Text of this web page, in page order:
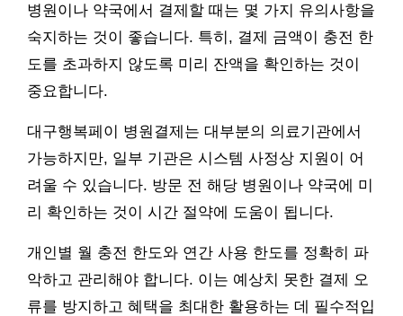
병원이나 약국에서 결제할 때는 몇 가지 유의사항을
숙지하는 것이 좋습니다. 특히, 결제 금액이 충전 한
도를 초과하지 않도록 미리 잔액을 확인하는 것이
중요합니다.
대구행복페이 병원결제는 대부분의 의료기관에서
가능하지만, 일부 기관은 시스템 사정상 지원이 어
려울 수 있습니다. 방문 전 해당 병원이나 약국에 미
리 확인하는 것이 시간 절약에 도움이 됩니다.
개인별 월 충전 한도와 연간 사용 한도를 정확히 파
악하고 관리해야 합니다. 이는 예상치 못한 결제 오
류를 방지하고 혜택을 최대한 활용하는 데 필수적입